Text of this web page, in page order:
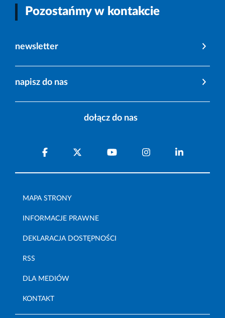
Pozostańmy w kontakcie
newsletter
napisz do nas
dołącz do nas
MAPA STRONY
INFORMACJE PRAWNE
DEKLARACJA DOSTĘPNOŚCI
RSS
DLA MEDIÓW
KONTAKT